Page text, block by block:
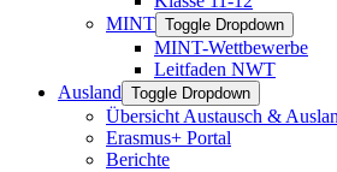
MINT Toggle Dropdown
MINT-Wettbewerbe
Leitfaden NWT
Ausland Toggle Dropdown
Übersicht Austausch &
Erasmus+ Portal
Berichte